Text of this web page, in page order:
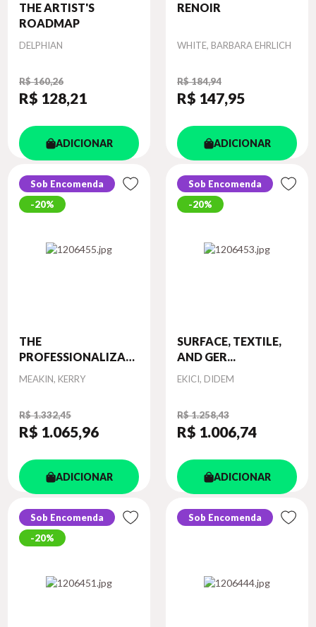
THE ARTIST'S
ROADMAP
Autor
DELPHIAN
R$ 160,26
R$ 128,21
ADICIONAR
RENOIR
Autor
WHITE, BARBARA EHRLICH
R$ 184,94
R$ 147,95
ADICIONAR
Sob Encomenda
20%
THE
PROFESSIONALIZATION
O...
Autor
MEAKIN, KERRY
R$ 1.332,45
R$ 1.065,96
ADICIONAR
Sob Encomenda
20%
SURFACE, TEXTILE,
AND GER...
Autor
EKICI, DIDEM
R$ 1.258,43
R$ 1.006,74
ADICIONAR
Sob Encomenda
20%
Sob Encomenda